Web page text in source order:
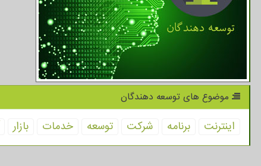
موضوع های توسعه دهندگان
اینترنت برنامه شركت توسعه خدمات بازار